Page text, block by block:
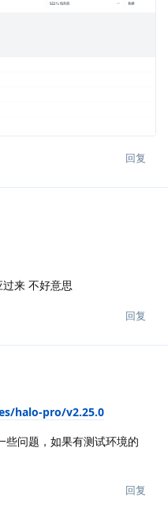
回复
来 不好意思
回复
halo-pro/v2.25.0
些问题，如果有测试环境的
回复